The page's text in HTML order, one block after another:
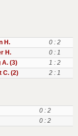
H.
0 : 2
H.
0 : 1
A. (3)
1 : 2
C. (2) 2 : 1
0 : 2
0 : 2